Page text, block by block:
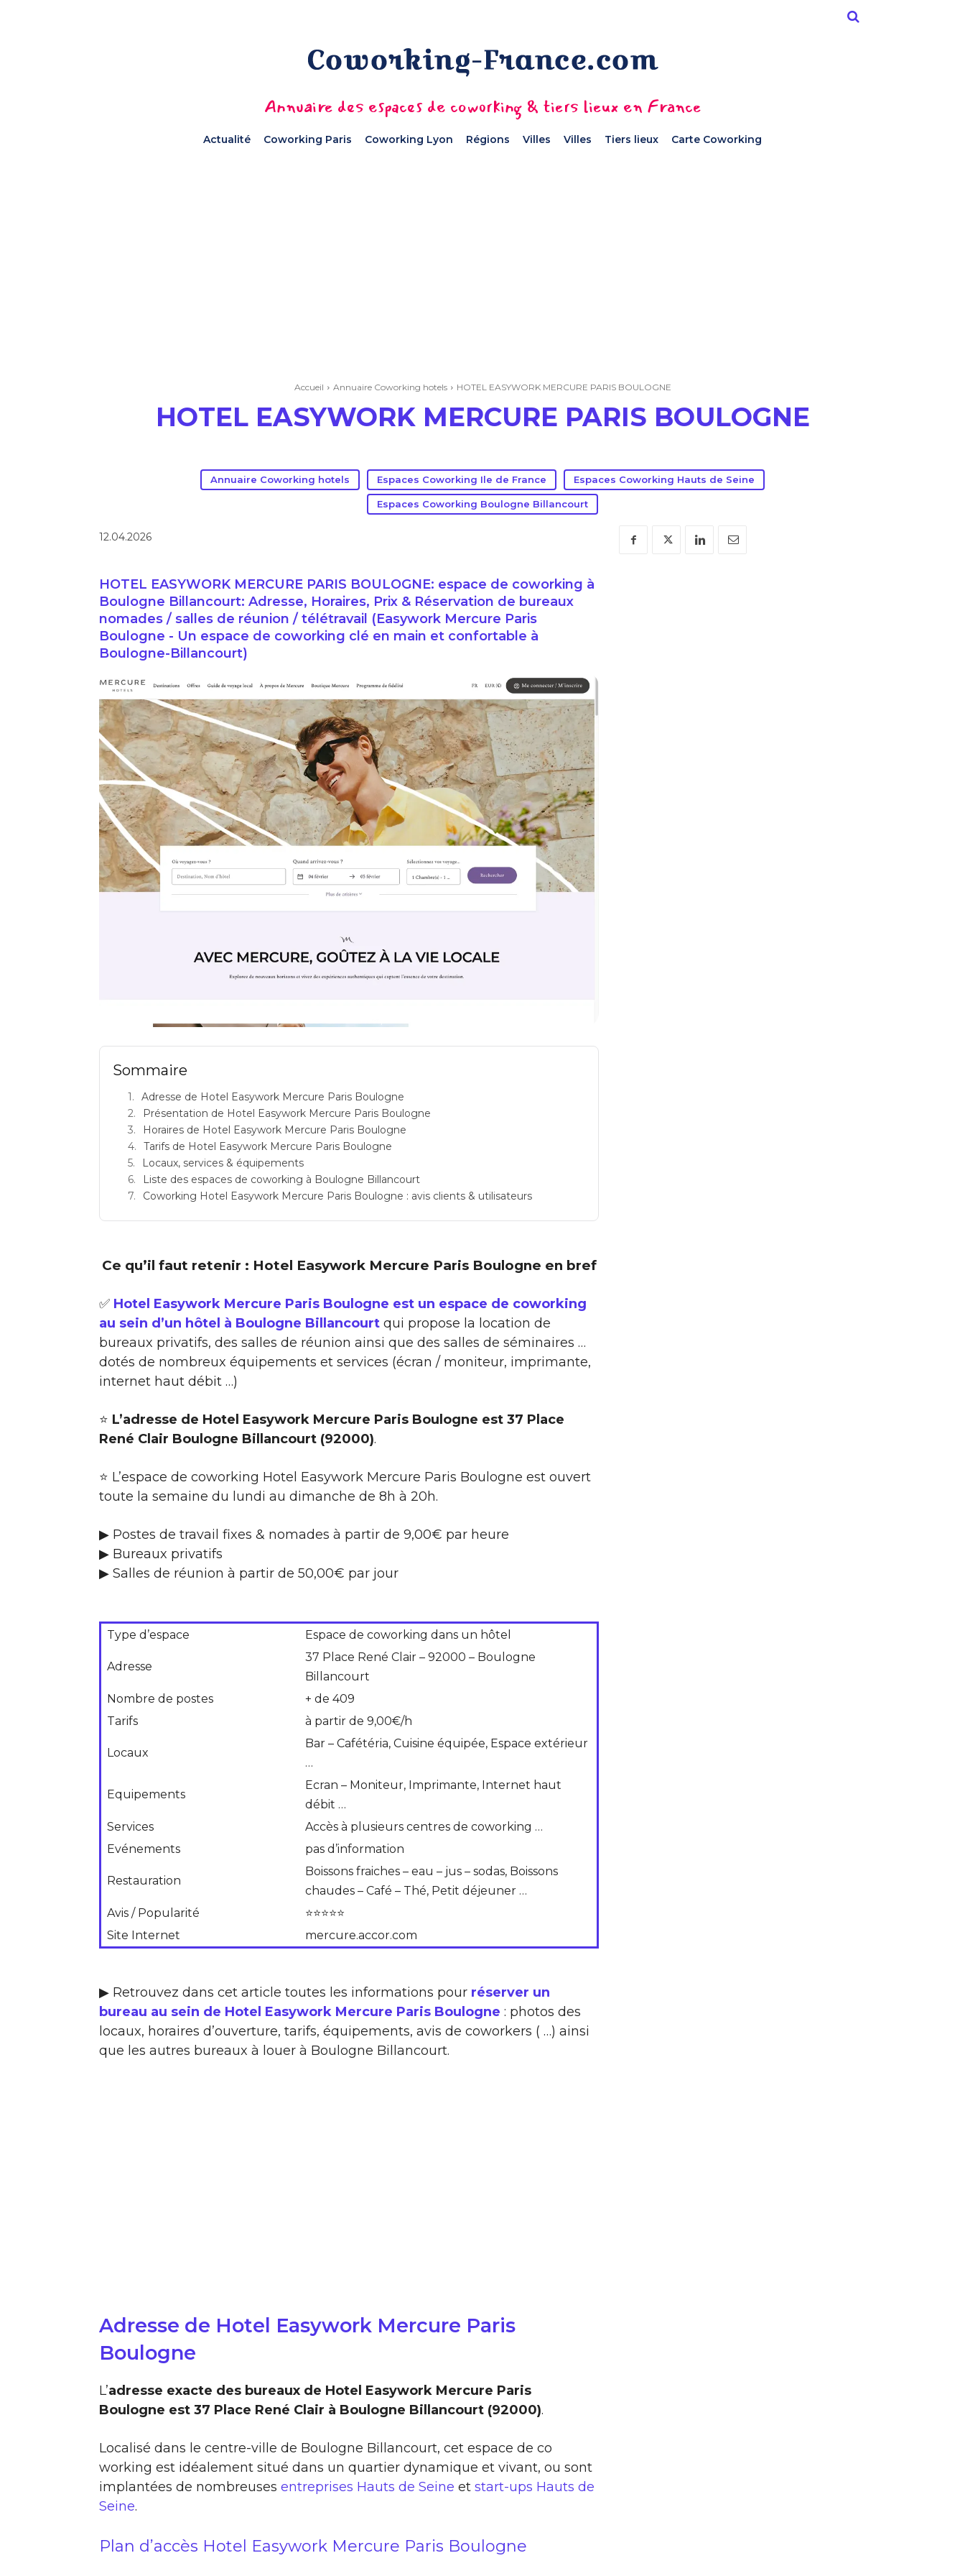
Annuaire des espaces de coworking & tiers lieux en France
Actualité Coworking Paris Coworking Lyon Régions Villes Villes Tiers lieux Carte Coworking
Accueil Annuaire Coworking hotels HOTEL EASYWORK MERCURE PARIS BOULOGNE
HOTEL EASYWORK MERCURE PARIS BOULOGNE
Annuaire Coworking hotels Espaces Coworking Ile de France Espaces Coworking Hauts de Seine
Espaces Coworking Boulogne Billancourt
12.04.2026
HOTEL EASYWORK MERCURE PARIS BOULOGNE: espace de coworking à
Boulogne Billancourt: Adresse, Horaires, Prix & Réservation de bureaux
nomades / salles de réunion / télétravail (Easywork Mercure Paris
Boulogne - Un espace de coworking clé en main et confortable à
Boulogne-Billancourt)
Sommaire
Adresse de Hotel Easywork Mercure Paris Boulogne
Présentation de Hotel Easywork Mercure Paris Boulogne
Horaires de Hotel Easywork Mercure Paris Boulogne
Tarifs de Hotel Easywork Mercure Paris Boulogne
Locaux, services & équipements
Liste des espaces de coworking à Boulogne Billancourt
Coworking Hotel Easywork Mercure Paris Boulogne : avis clients & utilisateurs
Ce qu’il faut retenir : Hotel Easywork Mercure Paris Boulogne en bref
✅ Hotel Easywork Mercure Paris Boulogne est un espace de coworking
au sein d’un hôtel à Boulogne Billancourt qui propose la location de
bureaux privatifs, des salles de réunion ainsi que des salles de séminaires …
dotés de nombreux équipements et services (écran / moniteur, imprimante,
internet haut débit …)
⭐ L’adresse de Hotel Easywork Mercure Paris Boulogne est 37 Place
René Clair Boulogne Billancourt (92000).
⭐ L’espace de coworking Hotel Easywork Mercure Paris Boulogne est ouvert
toute la semaine du lundi au dimanche de 8h à 20h.
▶ Postes de travail fixes & nomades à partir de 9,00€ par heure
▶ Bureaux privatifs
▶ Salles de réunion à partir de 50,00€ par jour
Type d’espace Espace de coworking dans un hôtel
Adresse
37 Place René Clair – 92000 – Boulogne
Billancourt
Nombre de postes
+ de 409
Tarifs
à partir de 9,00€/h
Locaux
Bar – Cafétéria, Cuisine équipée, Espace extérieur
…
Equipements
Ecran – Moniteur, Imprimante, Internet haut
débit …
Services
Accès à plusieurs centres de coworking …
Evénements
pas d’information
Restauration
Boissons fraiches – eau – jus – sodas, Boissons
chaudes – Café – Thé, Petit déjeuner …
Avis / Popularité
⭐⭐⭐⭐⭐
Site Internet
mercure.accor.com
▶ Retrouvez dans cet article toutes les informations pour réserver un
bureau au sein de Hotel Easywork Mercure Paris Boulogne : photos des
locaux, horaires d’ouverture, tarifs, équipements, avis de coworkers ( …) ainsi
que les autres bureaux à louer à Boulogne Billancourt.
Adresse de Hotel Easywork Mercure Paris
Boulogne
L’adresse exacte des bureaux de Hotel Easywork Mercure Paris
Boulogne est 37 Place René Clair à Boulogne Billancourt (92000).
Localisé dans le centre-ville de Boulogne Billancourt, cet espace de co
working est idéalement situé dans un quartier dynamique et vivant, ou sont
implantées de nombreuses entreprises Hauts de Seine et start-ups Hauts de
Seine.
Plan d’accès Hotel Easywork Mercure Paris Boulogne